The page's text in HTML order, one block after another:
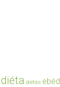
diéta diétás ebéd